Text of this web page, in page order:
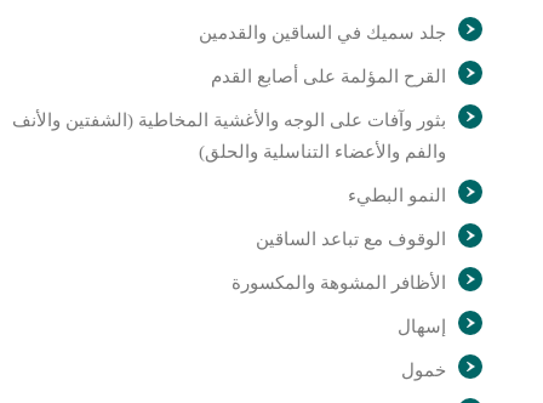
جلد سميك في الساقين والقدمين
القرح المؤلمة على أصابع القدم
بثور وآفات على الوجه والأغشية المخاطية (الشفتين والأنف
والفم والأعضاء التناسلية والحلق)
النمو البطيء
الوقوف مع تباعد الساقين
الأظافر المشوهة والمكسورة
إسهال
خمول